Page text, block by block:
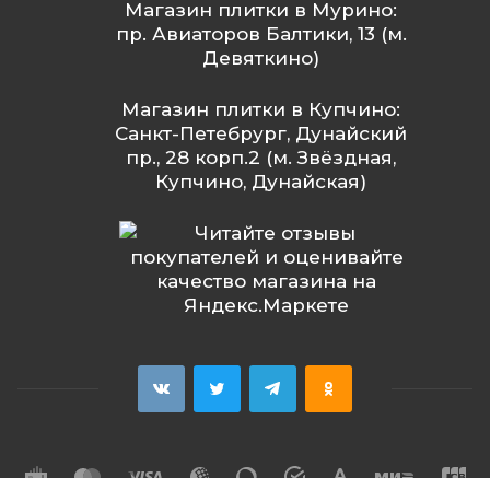
Магазин плитки в Мурино:
пр. Авиаторов Балтики, 13 (м.
Девяткино)
Магазин плитки в Купчино:
Санкт-Петебрург, Дунайский
пр., 28 корп.2 (м. Звёздная,
Купчино, Дунайская)